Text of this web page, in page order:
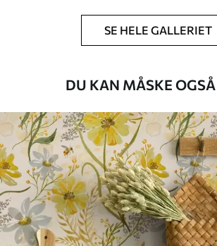
med en bredde på op til
muligheder
tapetklæber.
blød svamp. Tapeter
rengøres med vand.
Anvendelsesmetode Problemfri anvendelse
Tilgængelige materialer
SE HELE GALLERIET
DU KAN MÅSKE